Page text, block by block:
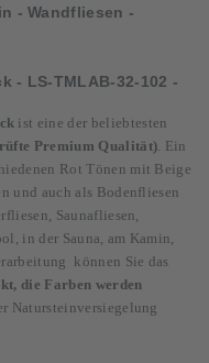
- Wandfliesen -
- LS-TMLAB-32-102 -
ist eine der beliebtesten
Premium Qualität) . Ein
Rot Tönen mit Beige
und auch als Bodenfliesen
Saunafliesen,
in der Sauna, am Kamin,
können Sie das
die Farben werden
Natursteinversiegelung